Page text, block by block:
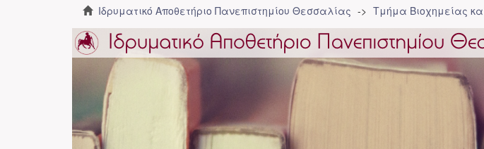
Ιδρυματικό Αποθετήριο Πανεπιστημίου Θεσσαλίας Τμήμα Βιοχημείας